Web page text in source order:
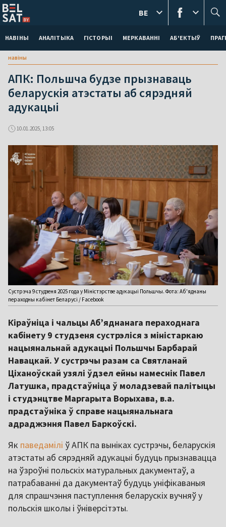
НАВІНЫ АНАЛІТЫКА ГІСТОРЫІ МЕРКАВАННI АБ'ЕКТЫЎ
BE
навіны
АПК: Польшча будзе прызнаваць
беларускія атэстаты аб сярэдняй
адукацыі
10.01.2025, 13:05
Сустрэча 9 студзеня 2025 года у Міністэрстве адукацыі Польшчы. Фота: Аб'яднаны
пераходны кабінет Беларусі / Facebook
Кіраўніца і чальцы Аб’яднанага пераходнага
кабінету 9 студзеня сустрэліся з міністаркаю
нацыянальнай адукацыі Польшчы Барбарай
Навацкай. У сустрэчы разам са Святланай
Ціханоўскай узялі ўдзел ейны намеснік Павел
Латушка, прадстаўніца ў моладзевай палітыцы
і студэнцтве Маргарыта Ворыхава, в.а.
прадстаўніка ў справе нацыянальнага
адраджэння Павел Баркоўскі.
Як паведамілі ў АПК па выніках сустрэчы, беларускія
атэстаты аб сярэдняй адукацыі будуць прызнавацца
на ўзроўні польскіх матуральных дакументаў, а
патрабаванні да дакументаў будуць уніфікаваныя
для спрашчэння паступлення беларускіх вучняў у
польскія школы і ўніверсітэты.